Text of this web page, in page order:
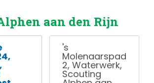
aan den Rijn
's
Molenaarspad
2, Waterwerk,
Scouting